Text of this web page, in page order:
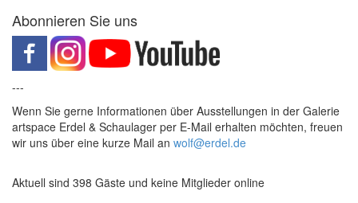
Abonnieren Sie uns
---
Wenn Sie gerne Informationen über Ausstellungen in der Galerie
artspace Erdel & Schaulager per E-Mail erhalten möchten, freuen
wir uns über eine kurze Mail an wolf@erdel.de
Aktuell sind 398 Gäste und keine Mitglieder online